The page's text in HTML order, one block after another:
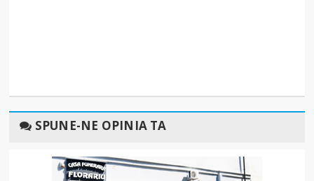
SPUNE-NE OPINIA TA